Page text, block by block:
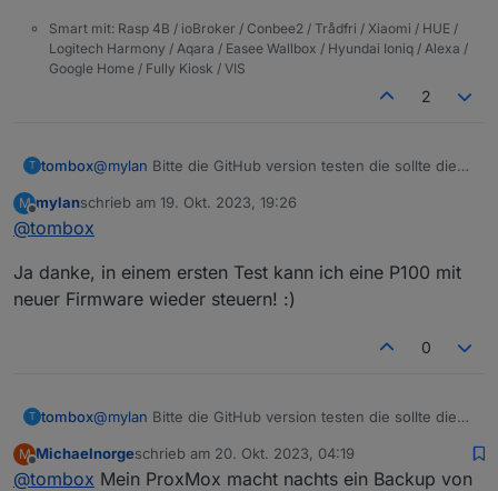
Smart mit: Rasp 4B / ioBroker / Conbee2 / Trådfri / Xiaomi / HUE /
Logitech Harmony / Aqara / Easee Wallbox / Hyundai Ioniq / Alexa /
Google Home / Fully Kiosk / VIS
2
T tombox@mylan Bitte die GitHub version testen die sollte die
M
Offline
mylanschrieb am 19. Okt. 2023, 19:26
zuletzt editiert von
@tombox
Ja danke, in einem ersten Test kann ich eine P100 mit
neuer Firmware wieder steuern! :)
0
T tombox@mylan Bitte die GitHub version testen die sollte die
M
Offline
Michaelnorgeschrieb am 20. Okt. 2023, 04:19
zuletzt editiert von
@tombox Mein ProxMox macht nachts ein Backup von